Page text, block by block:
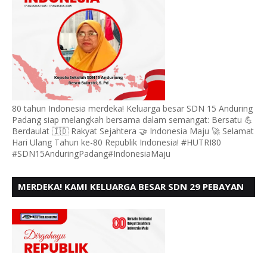
80 tahun Indonesia merdeka! Keluarga besar SDN 15 Anduring
Padang siap melangkah bersama dalam semangat: Bersatu 💪
Berdaulat 🇮🇩 Rakyat Sejahtera 🤝 Indonesia Maju 🚀 Selamat
Hari Ulang Tahun ke-80 Republik Indonesia! #HUTRI80
#SDN15AnduringPadang#IndonesiaMaju
MERDEKA! KAMI KELUARGA BESAR SDN 29 PEBAYAN
KE - 80